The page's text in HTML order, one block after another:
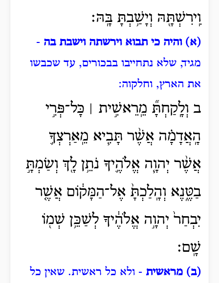
וִֽירִשְׁתָּ֖הּ וְיָשַׁ֥בְתָּ בָּֽהּ׃
(א) והיה כי תבוא וירשתה וישבת בה -
מגיד, שלא נתחייבו בבכורים, עד שכבשו
את הארץ, וחלקוה:
ב וְלָֽקַחְתָּ֞ מֵֽרֵאשִׁ֣ית ׀ כָּל־פְּרִ֣י
הָֽאֲדָמָ֗ה אֲשֶׁ֨ר תָּבִ֧יא מֵֽאַרְצְךָ֛
אֲשֶׁ֨ר יְהוָ֧ה אֱלֹהֶ֛יךָ נֹתֵ֥ן לָ֖ךְ וְשַׂמְתָּ֣
בַטֶּ֑נֶא וְהָֽלַכְתָּ֙ אֶל־הַמָּק֔וֹם אֲשֶׁ֤ר
יִבְחַר֙ יְהוָ֣ה אֱלֹהֶ֔יךָ לְשַׁכֵּ֥ן שְׁמ֖וֹ
שָֽׁם׃
(ב) מראשית - ולא כל ראשית. שאין כל